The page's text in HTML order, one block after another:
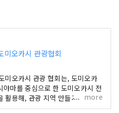
미오카시 관광협회
미오카시 관광 협회는, 도미오카
야마를 중심으로 한 도미오카시 전
활용해, 관광 지역 만들기 법인(등
관광에 관련된 사람들과 제휴해
more